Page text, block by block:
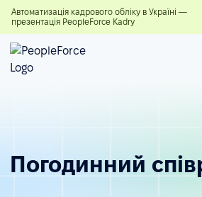
Автоматизація кадрового обліку в Україні —
презентація PeopleForce Kadry
Погодинний